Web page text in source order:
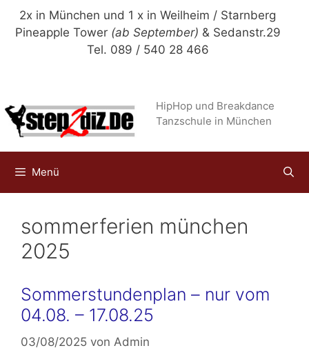
Zum
Inhalt
2x in München und 1 x in Weilheim / Starnberg
Pineapple Tower (ab September) & Sedanstr.29
Tel. 089 / 540 28 466
HipHop und Breakdance
Tanzschule in München
Menü
sommerferien münchen
2025
Sommerstundenplan – nur vom
04.08. – 17.08.25
03/08/2025 von Admin